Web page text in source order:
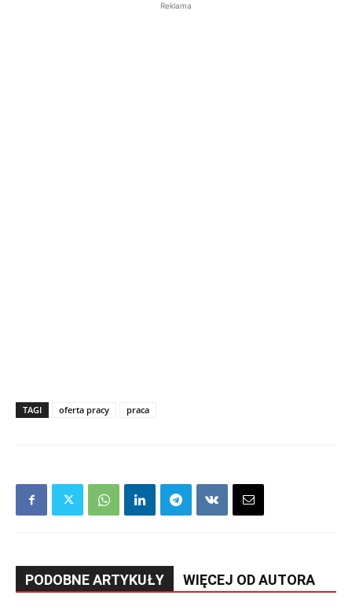
Reklama
TAGI oferta pracy praca
PODOBNE ARTYKUŁY WIĘCEJ OD AUTORA